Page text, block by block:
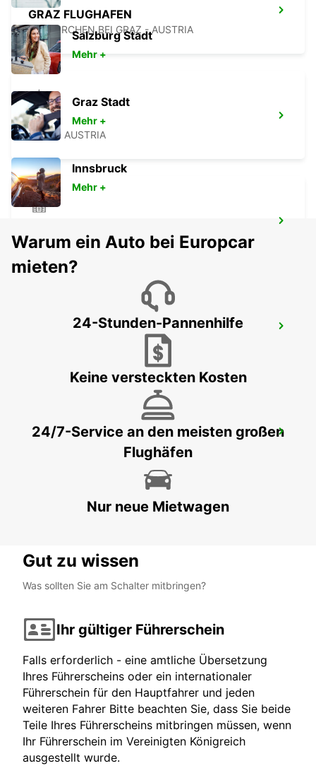
GRAZ FLUGHAFEN
FELDKIRCHEN BEI GRAZ - AUSTRIA
GRAZ
GRAZ - AUSTRIA
SZEKESFEHERVAR - HUNGARY
ZAGREB AIRPORT
VELIKA GORICA - CROATIA
Salzburg Stadt
Mehr +
Graz Stadt
Mehr +
Innsbruck
Mehr +
Warum ein Auto bei Europcar
mieten?
24-Stunden-Pannenhilfe
Keine versteckten Kosten
24/7-Service an den meisten großen
Flughäfen
Nur neue Mietwagen
Gut zu wissen
Was sollten Sie am Schalter mitbringen?
Ihr gültiger Führerschein
Falls erforderlich - eine amtliche Übersetzung
Ihres Führerscheins oder ein internationaler
Führerschein für den Hauptfahrer und jeden
weiteren Fahrer Bitte beachten Sie, dass Sie beide
Teile Ihres Führerscheins mitbringen müssen, wenn
Ihr Führerschein im Vereinigten Königreich
ausgestellt wurde.